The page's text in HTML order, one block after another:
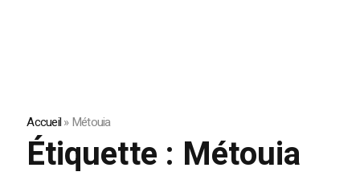
Accueil»Métouia
Étiquette : Métouia